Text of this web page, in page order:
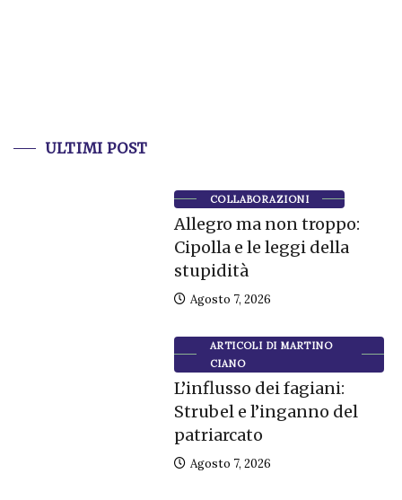
ULTIMI POST
COLLABORAZIONI
Allegro ma non troppo:
Cipolla e le leggi della
stupidità
Agosto 7, 2026
ARTICOLI DI MARTINO
CIANO
L’influsso dei fagiani:
Strubel e l’inganno del
patriarcato
Agosto 7, 2026